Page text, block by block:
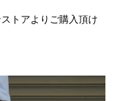
トアよりご購入頂け